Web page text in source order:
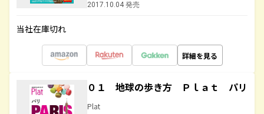
2017.10.04 発売
当社在庫切れ
詳細を見る
０１ 地球の歩き方 Ｐｌａｔ パリ
Plat